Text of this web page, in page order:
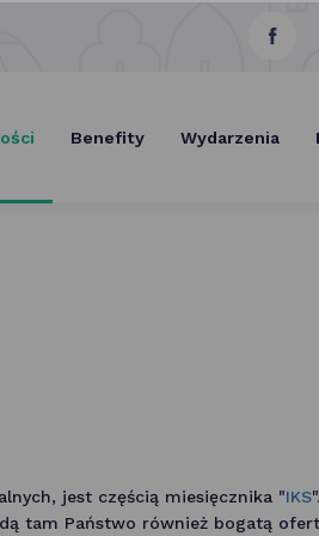
Selectlink
Benefity Wydarzenia
jest częścią miesięcznika "IKS
tam Państwo również bogatą